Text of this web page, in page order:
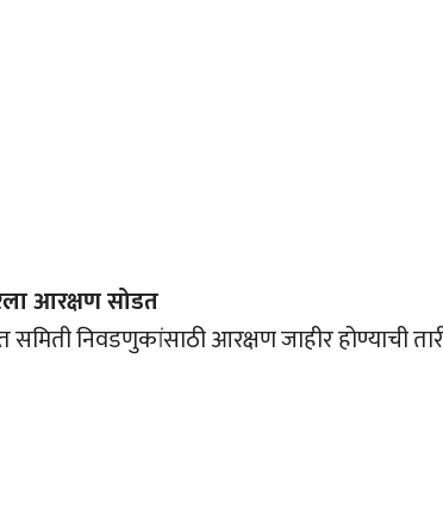
आरक्षण सोडत
निवडणुकांसाठी आरक्षण जाहीर होण्याची